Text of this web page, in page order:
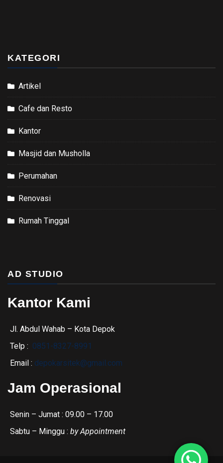
KATEGORI
Artikel
Cafe dan Resto
Kantor
Masjid dan Musholla
Perumahan
Renovasi
Rumah Tinggal
AD STUDIO
Kantor Kami
Jl. Abdul Wahab – Kota Depok
Telp : 0851-8327-8991
Email : depokarsitek@gmail.com
Jam Operasional
Senin – Jumat : 09.00 – 17.00
Sabtu – Minggu : by Appointment